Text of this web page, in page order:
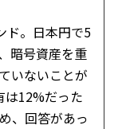
ド。日本円で5
暗号資産を重
いないことが
は12%だった
、回答があっ